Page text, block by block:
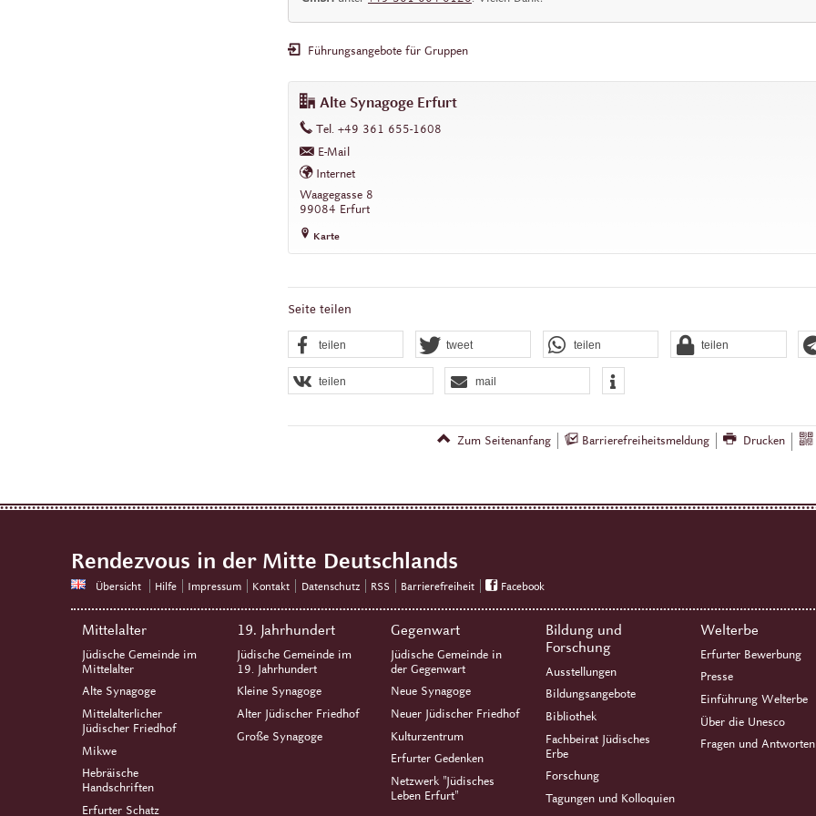
Führungsangebote für Gruppen
Alte Synagoge Erfurt
work
Tel. +49 361 655-1608
E-Mail
Internet
work
Waagegasse 8
99084 Erfurt
Karte
Seite teilen
teilen tweet teilen teilen
teilen mail
Zum Seitenanfang Barrierefreiheitsmeldung Drucken
Rendezvous in der Mitte Deutschlands
Übersicht Hilfe Impressum Kontakt Datenschutz RSS Barrierefreiheit Facebook
Mittelalter
Jüdische Gemeinde im
Mittelalter
Alte Synagoge
Mittelalterlicher
Jüdischer Friedhof
Mikwe
Hebräische
Handschriften
Erfurter Schatz
19. Jahrhundert
Jüdische Gemeinde im
19. Jahrhundert
Kleine Synagoge
Alter Jüdischer Friedhof
Große Synagoge
Gegenwart
Jüdische Gemeinde in
der Gegenwart
Neue Synagoge
Neuer Jüdischer Friedhof
Kulturzentrum
Erfurter Gedenken
Netzwerk "Jüdisches
Leben Erfurt"
Bildung und
Forschung
Ausstellungen
Bildungsangebote
Bibliothek
Fachbeirat Jüdisches
Erbe
Forschung
Tagungen und Kolloquien
Welterbe
Erfurter Bewerbung
Presse
Einführung Welterbe
Über die Unesco
Fragen und Antworten